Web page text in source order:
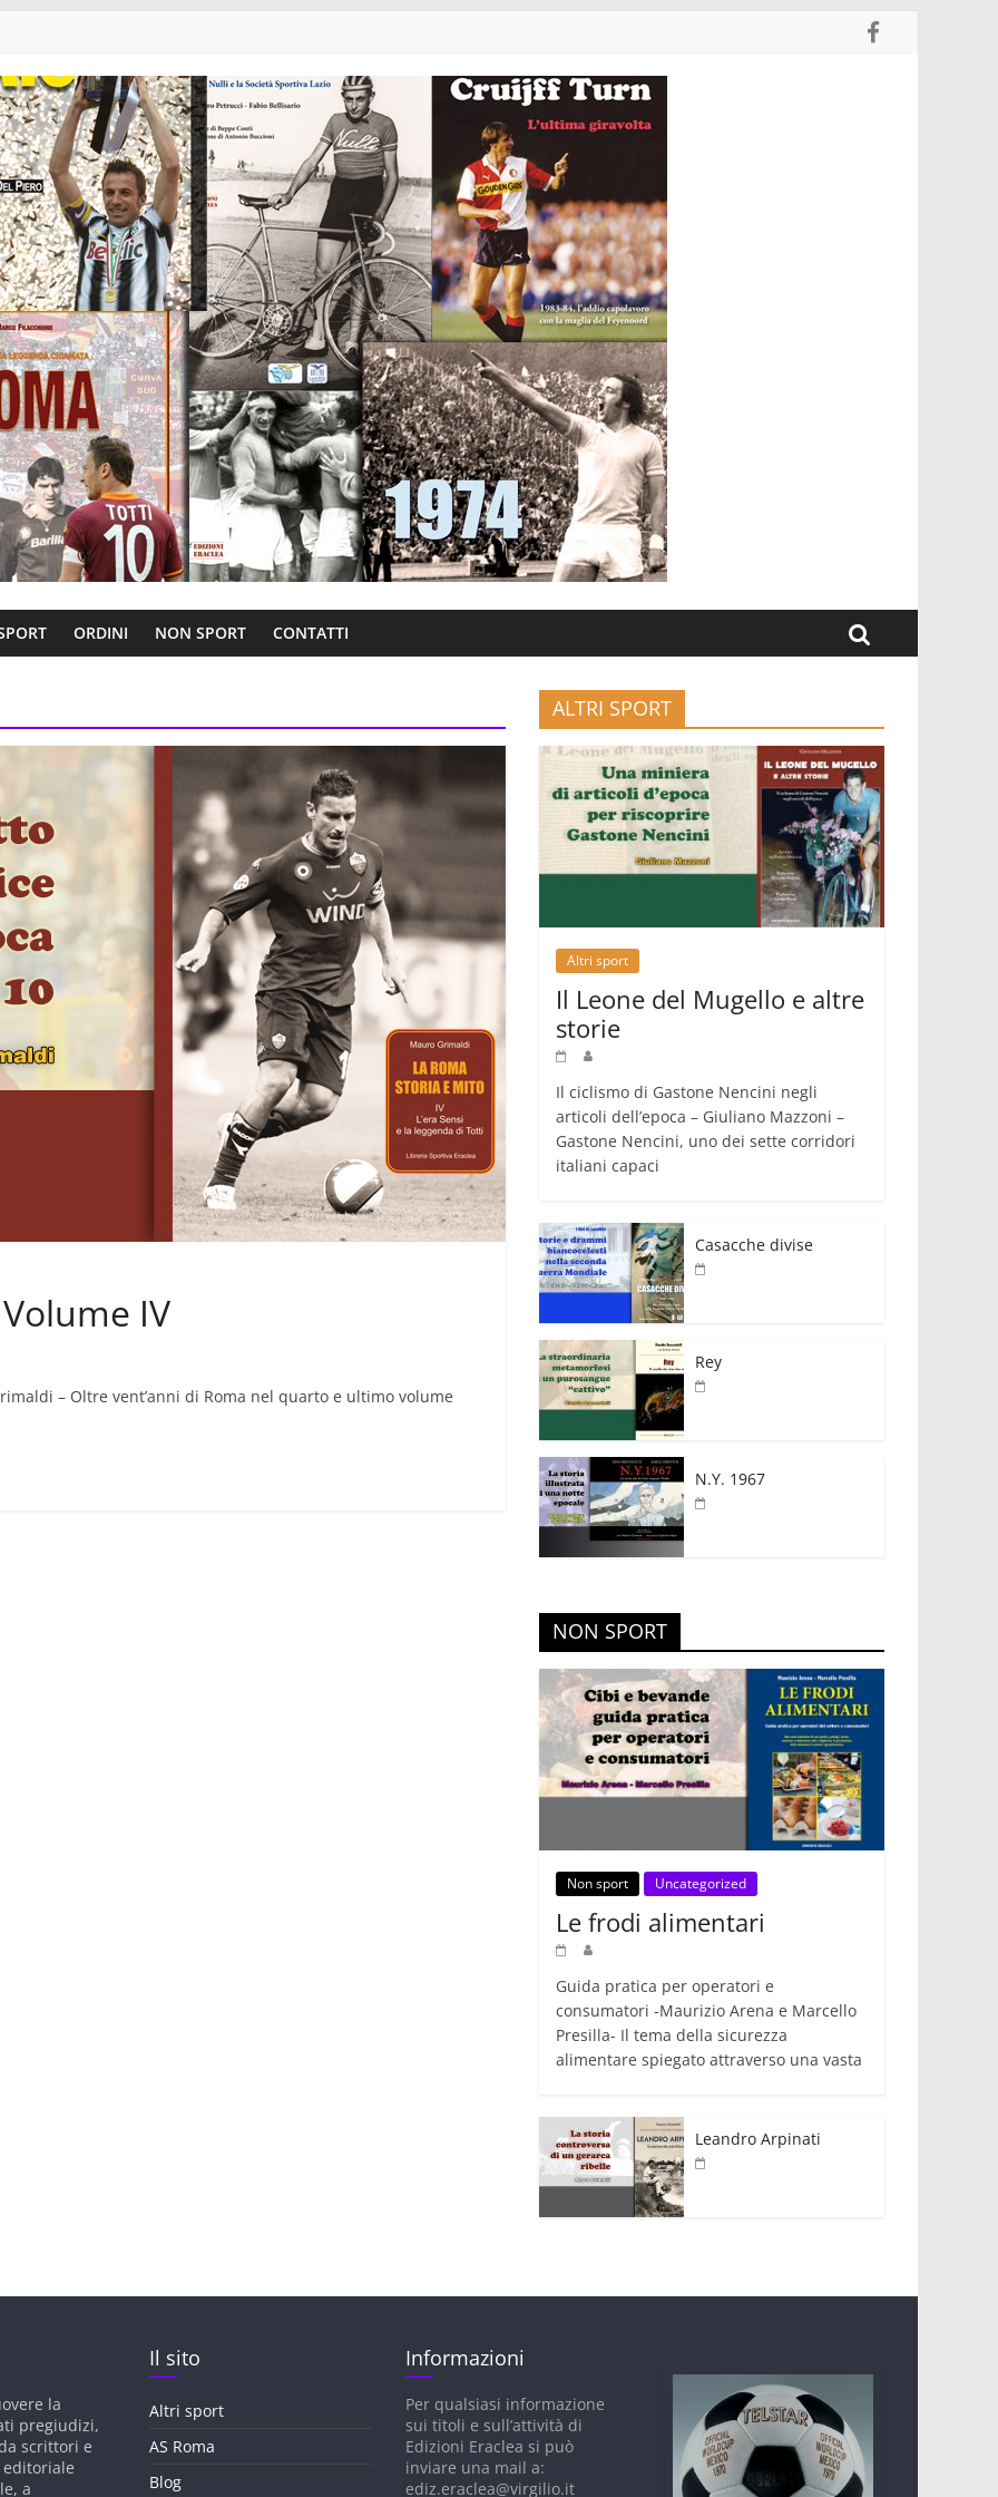
ORDINI NON SPORT CONTATTI
IV
– Oltre vent’anni di Roma nel quarto e ultimo volume
ALTRI SPORT
Altri sport
Il Leone del Mugello e altre
storie
Il ciclismo di Gastone Nencini negli
articoli dell’epoca – Giuliano Mazzoni –
Gastone Nencini, uno dei sette corridori
italiani capaci
Casacche divise
Rey
N.Y. 1967
NON SPORT
Non sport Uncategorized
Le frodi alimentari
Guida pratica per operatori e
consumatori -Maurizio Arena e Marcello
Presilla- Il tema della sicurezza
alimentare spiegato attraverso una vasta
Leandro Arpinati
la
pregiudizi,
scrittori e
a
Il sito
Altri sport
AS Roma
Blog
Informazioni
Per qualsiasi informazione
sui titoli e sull’attività di
Edizioni Eraclea si può
inviare una mail a:
ediz.eraclea@virgilio.it